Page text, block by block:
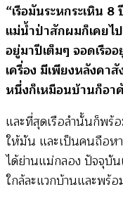
“เรือมันระหกระเหิน
แม่น้ำป่าสักผมก็เคยไ
อยู่มาปีเต็มๆ จอดเรือ
เครื่อง มีเพียงหลังคา
หนึ่งก็เหมือนบ้านก็อา
และที่สุดเรือลำนั้นก็พร้อ
ให้มัน และเป็นคนถือห
ได้ย่านแม่กลอง ปัจจุบั
ใกล้ละแวกบ้านและพร้